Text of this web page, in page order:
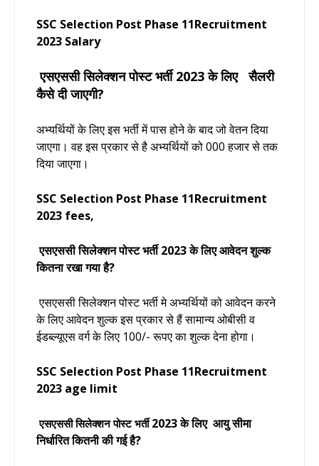
SSC Selection Post Phase 11Recruitment
2023 Salary
एसएससी सिलेक्शन पोस्ट भर्ती 2023के लिए सैलरी
कैसे दी जाएगी?
अभ्यर्थियों के लिए इस भर्ती में पास होने के बाद जो वेतन दिया
जाएगा। वह इस प्रकार से है अभ्यर्थियों को 000 हजार से तक
दिया जाएगा।
SSC Selection Post Phase 11Recruitment
2023 fees,
एसएससी सिलेक्शन पोस्ट भर्ती 2023के लिए आवेदन शुल्क
कितना रखा गया है?
एसएससी सिलेक्शन पोस्ट भर्ती मे अभ्यर्थियों को आवेदन करने
के लिए आवेदन शुल्क इस प्रकार से हैं सामान्य ओबीसी व
ईडब्ल्यूएस वर्ग के लिए 100/- रूपए का शुल्क देना होगा।
SSC Selection Post Phase 11Recruitment
2023 age limit
एसएससी सिलेक्शन पोस्ट भर्ती2023 के लिए आयु सीमा
निर्धारित कितनी की गई है?